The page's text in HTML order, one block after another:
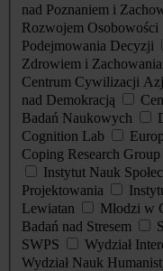
nad Poznaniem i
Rozwojem Osobowości
Podejmowania Decyzji
Zdrowiem i
Centrum Cywilizacji
nad Demokracją
Badań Naukowych
Cognition Lab
Coping Research Group
Instytut Nauk
Projektowania
Lewiatan
Młodzi w
Badań nad Stresem
SWPS
Wydział
Wydział Nauk